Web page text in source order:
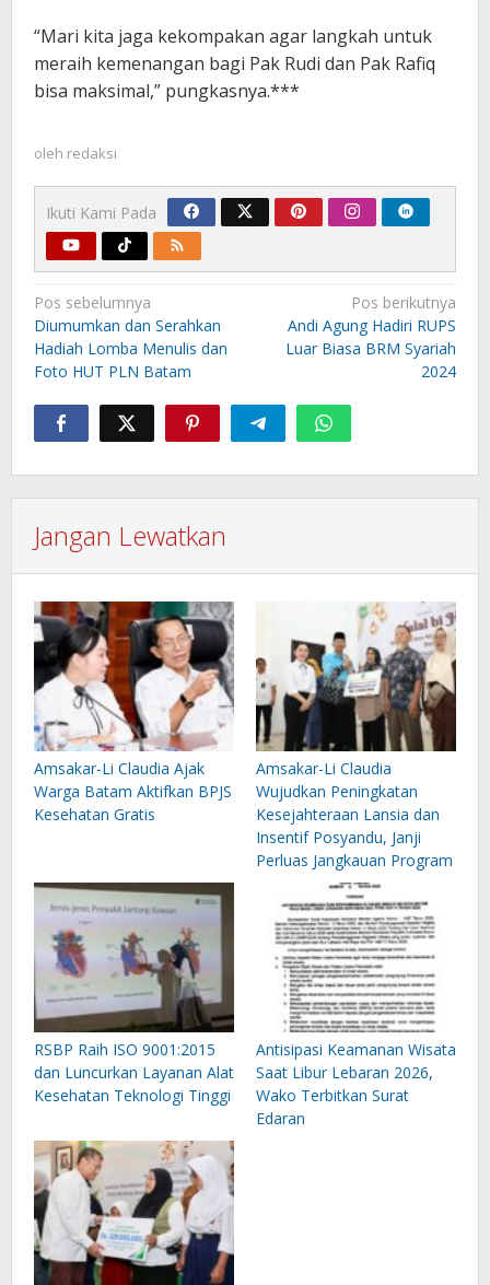
“Mari kita jaga kekompakan agar langkah untuk
meraih kemenangan bagi Pak Rudi dan Pak Rafiq
bisa maksimal,” pungkasnya.***
oleh redaksi
Ikuti Kami Pada
Navigasi
pos
Pos sebelumnya
Diumumkan dan Serahkan
Hadiah Lomba Menulis dan
Foto HUT PLN Batam
Pos berikutnya
Andi Agung Hadiri RUPS
Luar Biasa BRM Syariah
2024
Jangan Lewatkan
Amsakar-Li Claudia Ajak
Warga Batam Aktifkan BPJS
Kesehatan Gratis
Amsakar-Li Claudia
Wujudkan Peningkatan
Kesejahteraan Lansia dan
Insentif Posyandu, Janji
Perluas Jangkauan Program
RSBP Raih ISO 9001:2015
dan Luncurkan Layanan Alat
Kesehatan Teknologi Tinggi
Antisipasi Keamanan Wisata
Saat Libur Lebaran 2026,
Wako Terbitkan Surat
Edaran